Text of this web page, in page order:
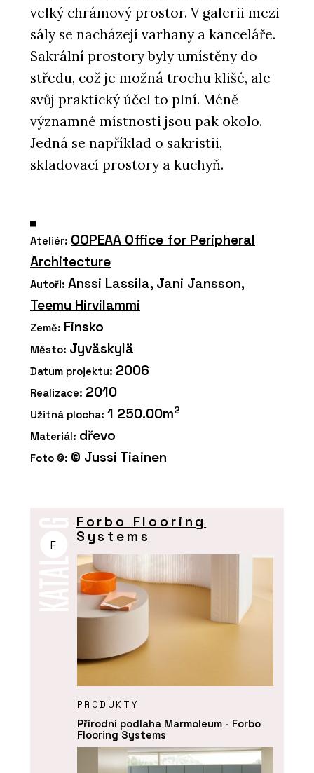
velký chrámový prostor. V galerii mezi
sály se nacházejí varhany a kanceláře.
Sakrální prostory byly umístěny do
středu, což je možná trochu klišé, ale
svůj praktický účel to plní. Méně
významné místnosti jsou pak okolo.
Jedná se například o sakristii,
skladovací prostory a kuchyň.
Ateliér: OOPEAA Office for Peripheral
Architecture
Autoři: Anssi Lassila, Jani Jansson,
Teemu Hirvilammi
Země: Finsko
Město: Jyväskylä
Datum projektu: 2006
Realizace: 2010
Užitná plocha: 1 250.00m2
Materiál: dřevo
Foto ©: © Jussi Tiainen
F
Forbo Flooring
Systems
PRODUKTY
Přírodní podlaha Marmoleum - Forbo
Flooring Systems